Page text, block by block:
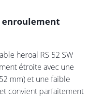
enroulement
heroal RS 52 SW
étroite avec une
mm) et une faible
convient parfaitement